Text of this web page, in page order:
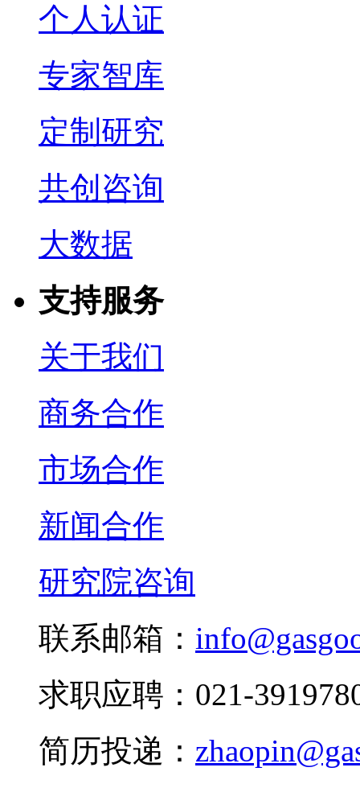
个人认证
专家智库
定制研究
共创咨询
大数据
支持服务
关于我们
商务合作
市场合作
新闻合作
研究院咨询
联系邮箱：
求职应聘：021-
简历投递：